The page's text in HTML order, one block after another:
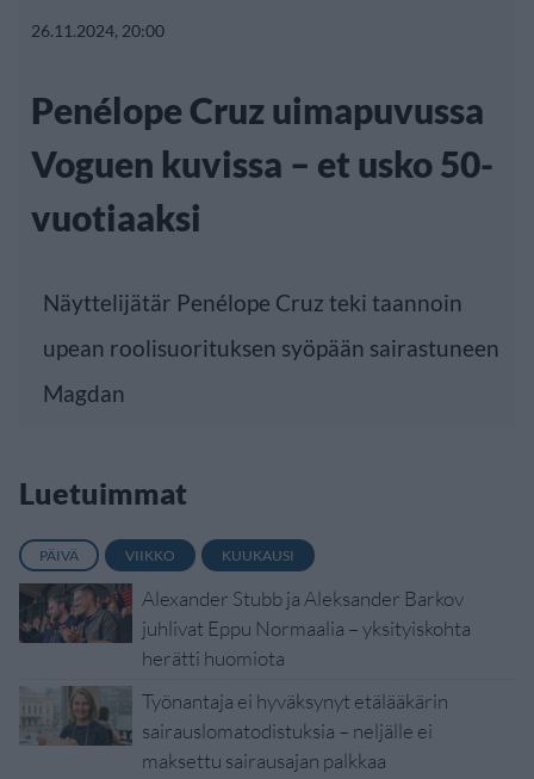
26.11.2024, 20:00
Penélope Cruz uimapuvussa
Voguen kuvissa – et usko 50-
vuotiaaksi
Näyttelijätär Penélope Cruz teki taannoin
upean roolisuorituksen syöpään sairastuneen
Magdan
Luetuimmat
PÄIVÄ VIIKKO KUUKAUSI
Alexander Stubb ja Aleksander Barkov
juhlivat Eppu Normaalia – yksityiskohta
herätti huomiota
Työnantaja ei hyväksynyt etälääkärin
sairauslomatodistuksia – neljälle ei
maksettu sairausajan palkkaa